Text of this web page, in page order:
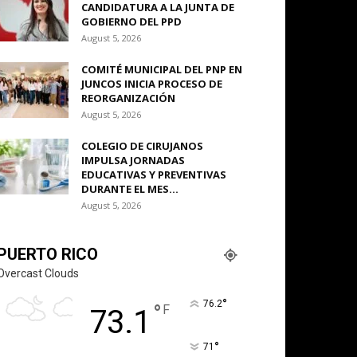
CANDIDATURA A LA JUNTA DE
GOBIERNO DEL PPD
August 5, 2026
COMITÉ MUNICIPAL DEL PNP EN
JUNCOS INICIA PROCESO DE
REORGANIZACIÓN
August 5, 2026
COLEGIO DE CIRUJANOS
IMPULSA JORNADAS
EDUCATIVAS Y PREVENTIVAS
DURANTE EL MES...
August 5, 2026
RICO
Clouds
73.1 ° F 76.2°
71 °